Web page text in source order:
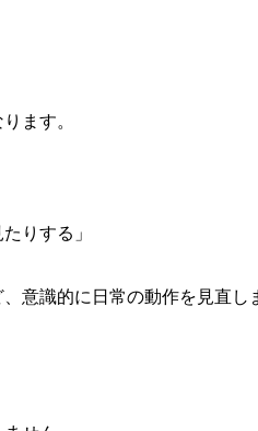
ます。
りする」
意識的に日常の動作を見直し